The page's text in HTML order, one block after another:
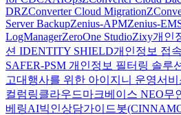
DRZConverter Cloud Migration
Server BackupZenius-APMZenius-
LogManagerZeroOne StudioZixy개인
션 IDENTITY SHIELD개인정보 접
SAFER-PSM 개인정보 필터링 솔루
고대행사를 위한 아이지니 운영서비
컬럼링클라우드마크베이스 NEO무
베링AI빅인상담가이드봇